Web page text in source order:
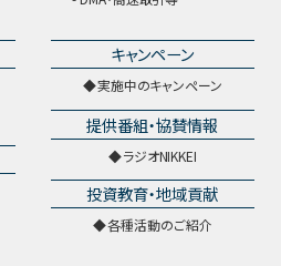
キャンペーン
実施中のキャンペーン
提供番組・協賛情報
ラジオNIKKEI
投資教育・地域貢献
各種活動のご紹介